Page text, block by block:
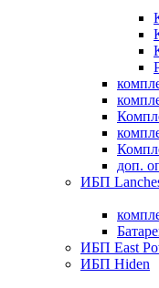
доп.
ИБП
ИБП East
ИБП Hiden